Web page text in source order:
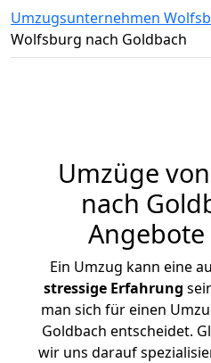
Umzugsunternehmen
Wolfsburg nach Goldbach
Umzüge
nach
Ein Umzug kann eine
stressige Erfahrung
man sich für einen
Goldbach entscheidet.
wir uns darauf